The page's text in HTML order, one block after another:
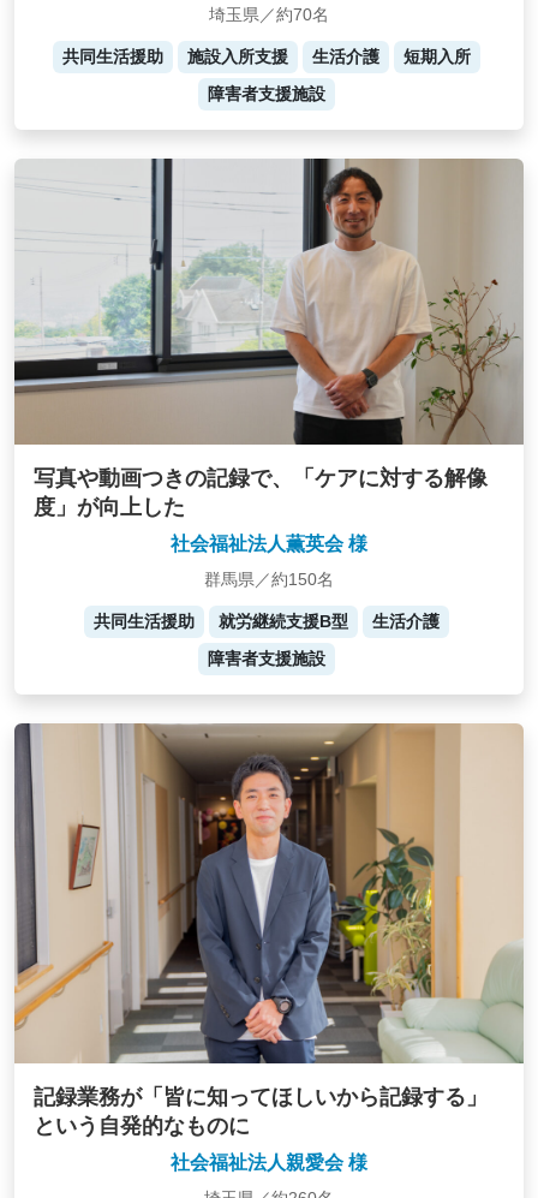
埼玉県／約70名
共同生活援助 施設入所支援 生活介護
短期入所
障害者支援施設
写真や動画つきの記録で、「ケアに対する解像
度」が向上した
社会福祉法人薫英会 様
群馬県／約150名
共同生活援助 就労継続支援B型
生活介護
障害者支援施設
記録業務が「皆に知ってほしいから記録する」
という自発的なものに
社会福祉法人親愛会 様